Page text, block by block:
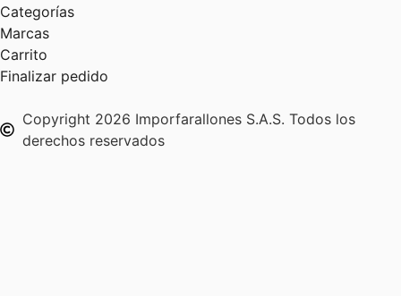
Categorías
Marcas
Carrito
Finalizar pedido
Copyright 2026 Imporfarallones S.A.S. Todos los
derechos reservados